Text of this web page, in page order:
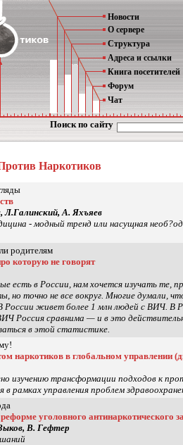
Новости
О сервере
Структура
Адреса и ссылки
Книга посетителей
Форум
Чат
Поиск по сайту
Наркотиков
Л.Галинский, А. Яхъяев
- модный тренд или насущная
родителям
которую не говорят
есть в России, нам хочется изучать
но точно не все вокруг. Многие думали,
живет более 1 млн людей с ВИЧ. В
Россия сравнима — и в это
в этой статистике.
наркотиков в глобальном управлении
изучению трансформации подходов к
в рамках управления проблем
уголовного антинаркотического
В. Гефтер